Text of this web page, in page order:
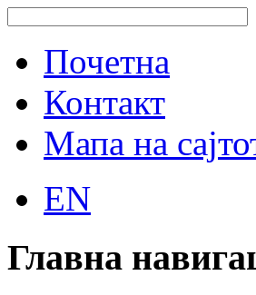
Почетна
Контакт
Мапа на
EN
Главна